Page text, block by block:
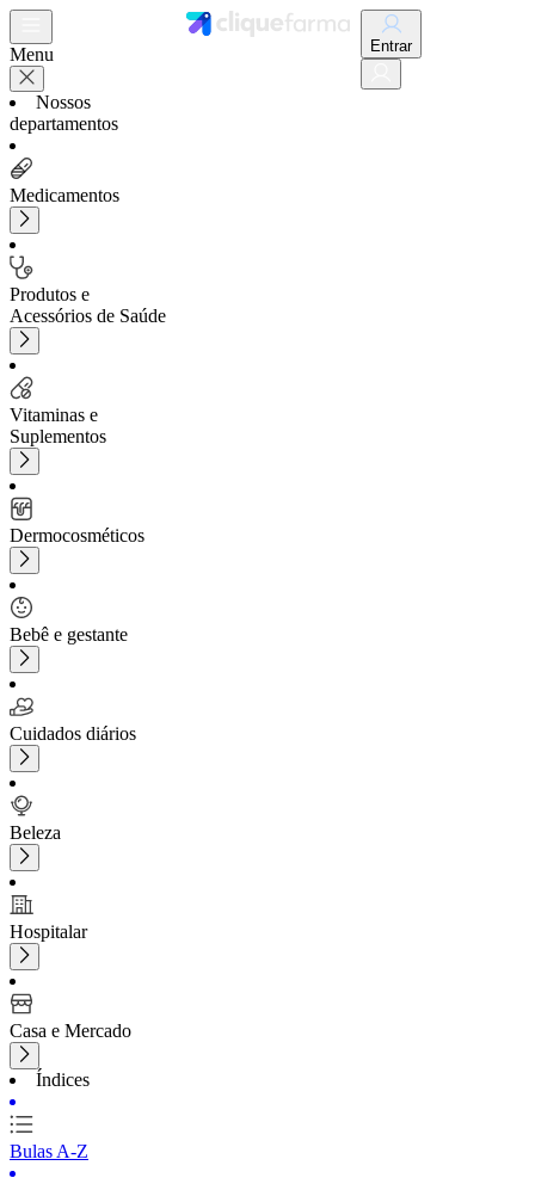
Menu
Nossos
departamentos
Medicamentos
Produtos e
Acessórios de Saúde
Vitaminas e
Suplementos
Dermocosméticos
Bebê e gestante
Cuidados diários
Beleza
Hospitalar
Casa e Mercado
Índices
Bulas A-Z
Entrar